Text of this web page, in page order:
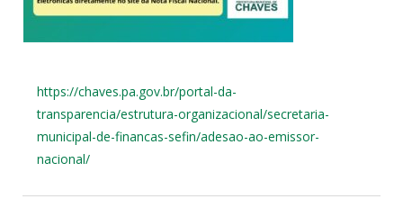
https://chaves.pa.gov.br/portal-da-
transparencia/estrutura-organizacional/secretaria-
municipal-de-financas-sefin/adesao-ao-emissor-
nacional/